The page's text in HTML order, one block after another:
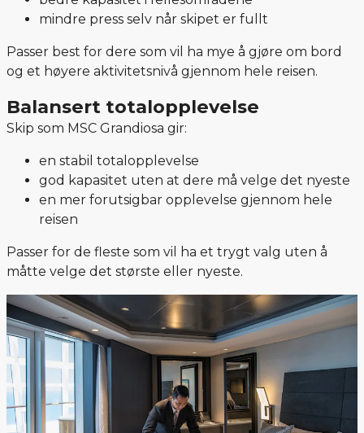
mindre press selv når skipet er fullt
Passer best for dere som vil ha mye å gjøre om bord
og et høyere aktivitetsnivå gjennom hele reisen.
Balansert totalopplevelse
Skip som MSC Grandiosa gir:
en stabil totalopplevelse
god kapasitet uten at dere må velge det nyeste
en mer forutsigbar opplevelse gjennom hele
reisen
Passer for de fleste som vil ha et trygt valg uten å
måtte velge det største eller nyeste.